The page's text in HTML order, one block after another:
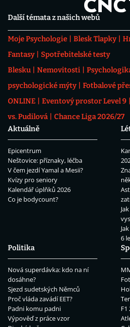
Další témata z našich webů
Moje Psychologie Blesk Tlapky
Fantasy
Spotřebitelské testy
Blesku
Nemovitosti
psychologické mýty
Fotbalové
ONLINE
Eventový prostor Level 9
vs. Pudilová
Chance Liga 2026/27
Aktuálně
Epicentrum
Neštovice: příznaky, léčba
V čem jezdí Yamal a Mesii?
Kvízy pro seniory
Kalendář úplňků 2026
Co je bodycount?
6
Politika
Nová superdávka: kdo na ní
dosáhne?
Sjezd sudetských Němců
Proč vláda zavádí EET?
Padni komu padni
Výpověď z práce vzor
F1